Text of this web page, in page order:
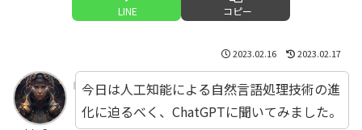
LINE コピー
2023.02.16 2023.02.17
今日は人工知能による自然言語処理技術の進
化に迫るべく、ChatGPTに聞いてみました。